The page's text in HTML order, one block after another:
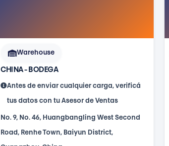
Warehouse
CHINA - BODEGA
Antes de enviar cualquier carga, verificá
tus datos con tu Asesor de Ventas
No. 9, No. 46, Huangbangling West Second
Road, Renhe Town, Baiyun District,